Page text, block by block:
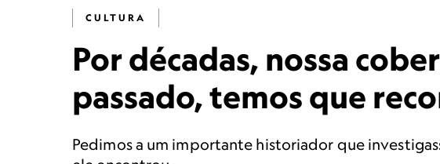
CULTURA
Por décadas, nossa
passado, temos que
Pedimos a um importante historiador que